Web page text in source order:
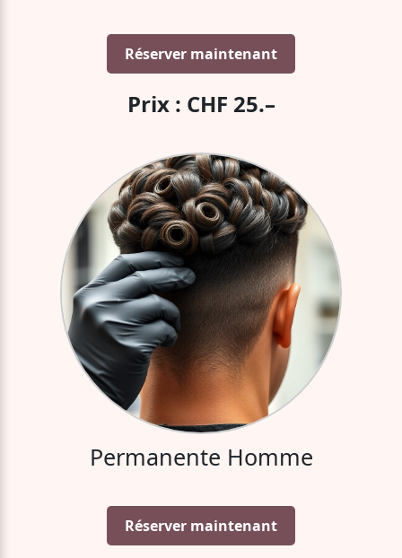
Réserver maintenant
Prix : CHF 25.–
Permanente Homme
Réserver maintenant